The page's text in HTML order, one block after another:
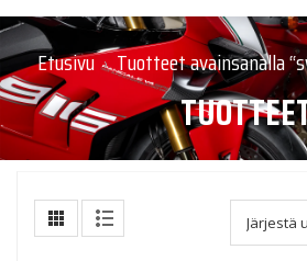
Etusivu › Tuotteet avainsanalla